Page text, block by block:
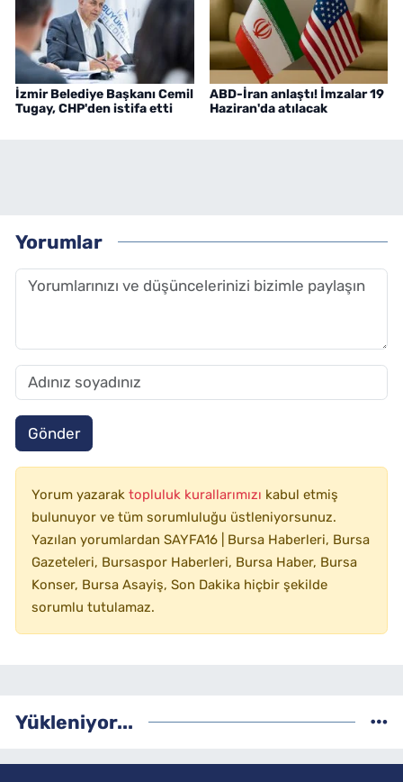
İzmir Belediye Başkanı Cemil
Tugay, CHP'den istifa etti
ABD-İran anlaştı! İmzalar 19
Haziran'da atılacak
Yorumlar
Gönder
Yorum yazarak topluluk kurallarımızı kabul etmiş
bulunuyor ve tüm sorumluluğu üstleniyorsunuz.
Yazılan yorumlardan SAYFA16 | Bursa Haberleri, Bursa
Gazeteleri, Bursaspor Haberleri, Bursa Haber, Bursa
Konser, Bursa Asayiş, Son Dakika hiçbir şekilde
sorumlu tutulamaz.
Yükleniyor...